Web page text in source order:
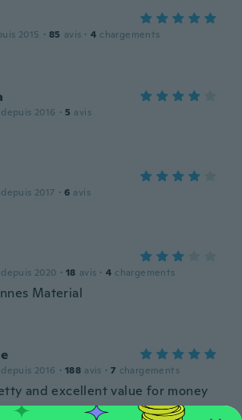
2015 · 85 avis · 4 chargements
2016 · 5 avis
2017 · 6 avis
2020 · 18 avis · 4 chargements
Material
2016 · 188 avis · 7 chargements
and excellent value for money